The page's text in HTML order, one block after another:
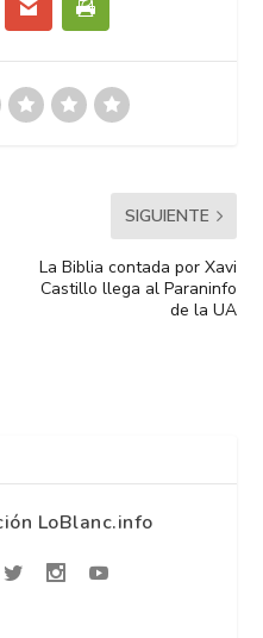
SIGUIENTE
La Biblia contada por Xavi
Castillo llega al Paraninfo
de la UA
LoBlanc.info